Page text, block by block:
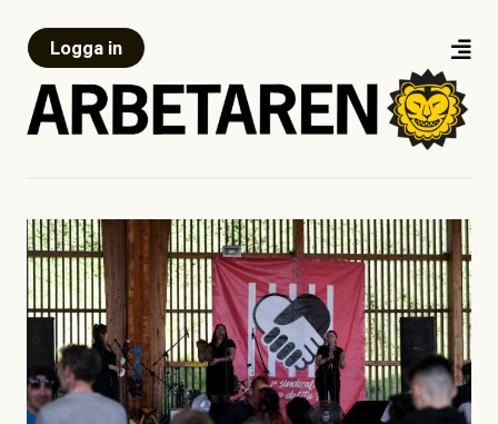
Logga in